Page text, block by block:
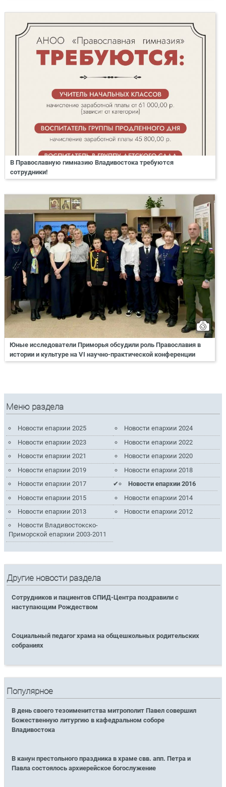
В Православную гимназию Владивостока требуются
сотрудники!
Юные исследователи Приморья обсудили роль Православия в
истории и культуре на VI научно-практической конференции
Меню раздела
Новости епархии 2025
Новости епархии 2024
Новости епархии 2023
Новости епархии 2022
Новости епархии 2021
Новости епархии 2020
Новости епархии 2019
Новости епархии 2018
Новости епархии 2017
Новости епархии 2016
Новости епархии 2015
Новости епархии 2014
Новости епархии 2013
Новости епархии 2012
Новости Владивостокско-
Приморской епархии 2003-2011
Другие новости раздела
Сотрудников и пациентов СПИД-Центра поздравили с
наступающим Рождеством
Социальный педагог храма на общешкольных родительских
собраниях
Популярное
В день своего тезоименитства митрополит Павел совершил
Божественную литургию в кафедральном соборе
Владивостока
В канун престольного праздника в храме свв. апп. Петра и
Павла состоялось архиерейское богослужение